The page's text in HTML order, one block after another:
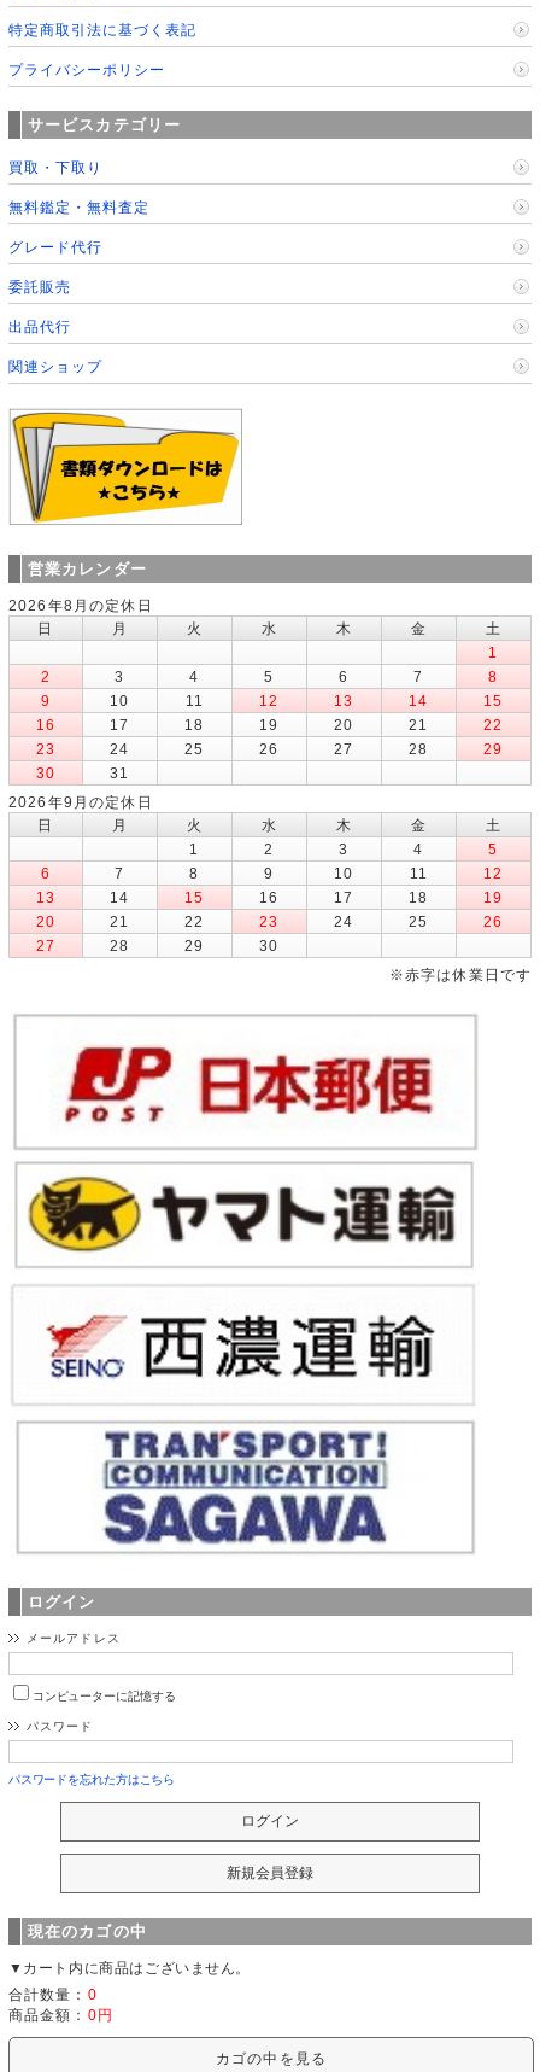
特定商取引法に基づく表記
プライバシーポリシー
サービスカテゴリー
買取・下取り
無料鑑定・無料査定
グレード代行
委託販売
出品代行
関連ショップ
営業カレンダー
2026年8月の定休日
日
月 火 水 木 金
土
1
2
3 4 5 6 7
8
9
10 11 12 13 14
15
16
17 18 19 20 21
22
23
24 25 26 27 28
29
30
31
2026年9月の定休日
日
月 火 水 木 金
土
1
2 3 4
5
6
7 8 9 10 11
12
13
14 15 16 17 18
19
20
21 22 23 24 25
26
27
28 29
30
※赤字は休業日です
ログイン
メールアドレス
コンピューターに記憶する
パスワード
パスワードを忘れた方はこちら
現在のカゴの中
▼カート内に商品はございません。
合計数量： 0
商品金額： 0円
カゴの中を見る